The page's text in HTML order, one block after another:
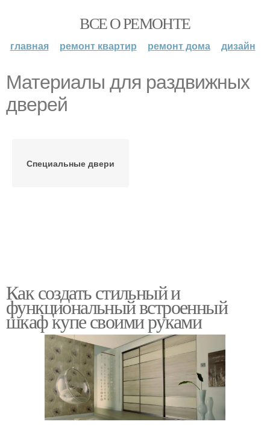
ВСЕ О РЕМОНТЕ
главная ремонт квартир ремонт дома дизайн
Материалы для раздвижных
дверей
Специальные двери
Как создать стильный и
функциональный встроенный
шкаф купе своими руками